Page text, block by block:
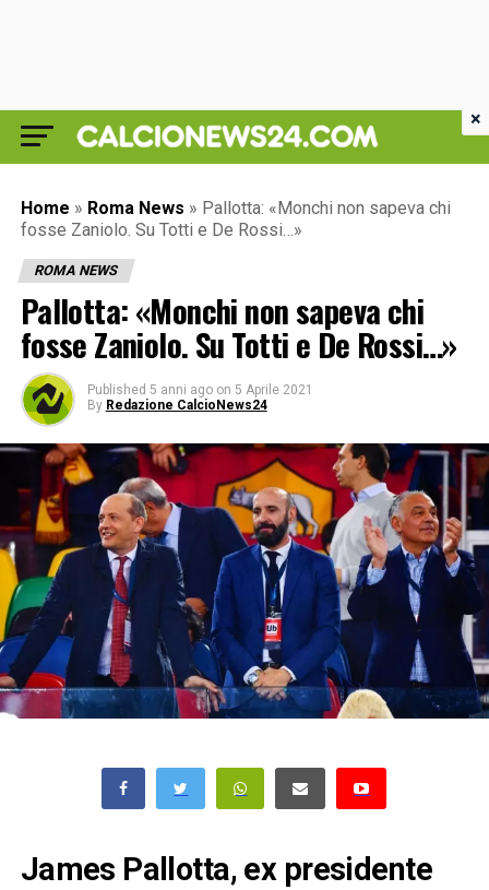
Home » Roma News » Pallotta: «Monchi non sapeva chi
fosse Zaniolo. Su Totti e De Rossi…»
ROMA NEWS
Pallotta: «Monchi non sapeva chi
fosse Zaniolo. Su Totti e De Rossi…»
Published 5 anni ago on 5 Aprile 2021
By Redazione CalcioNews24
James Pallotta, ex presidente
×